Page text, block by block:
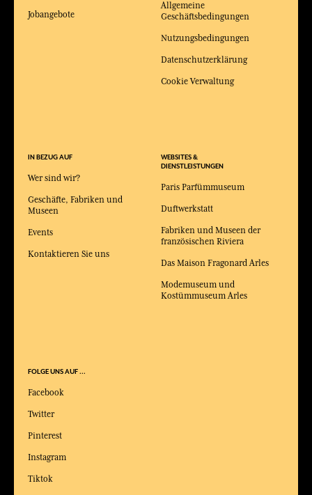
Allgemeine
Geschäftsbedingungen
Nutzungsbedingungen
Datenschutzerklärung
Cookie Verwaltung
WEBSITES &
DIENSTLEISTUNGEN
Paris Parfümmuseum
Duftwerkstatt
Fabriken und Museen der
französischen Riviera
Das Maison Fragonard Arles
Modemuseum und
Kostümmuseum Arles
IN BEZUG AUF
Wer sind wir?
Geschäfte, Fabriken und
Museen
Events
Kontaktieren Sie uns
FOLGE UNS AUF ...
Facebook
Twitter
Pinterest
Instagram
Tiktok
Jobangebote